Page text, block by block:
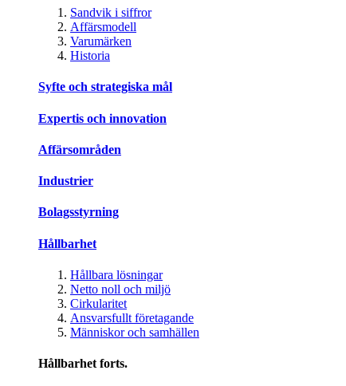
Sandvik i siffror
Affärsmodell
Varumärken
Historia
Syfte och strategiska mål
Expertis och innovation
Affärsområden
Industrier
Bolagsstyrning
Hållbarhet
Hållbara lösningar
Netto noll och miljö
Cirkularitet
Ansvarsfullt företagande
Människor och samhällen
Hållbarhet forts.